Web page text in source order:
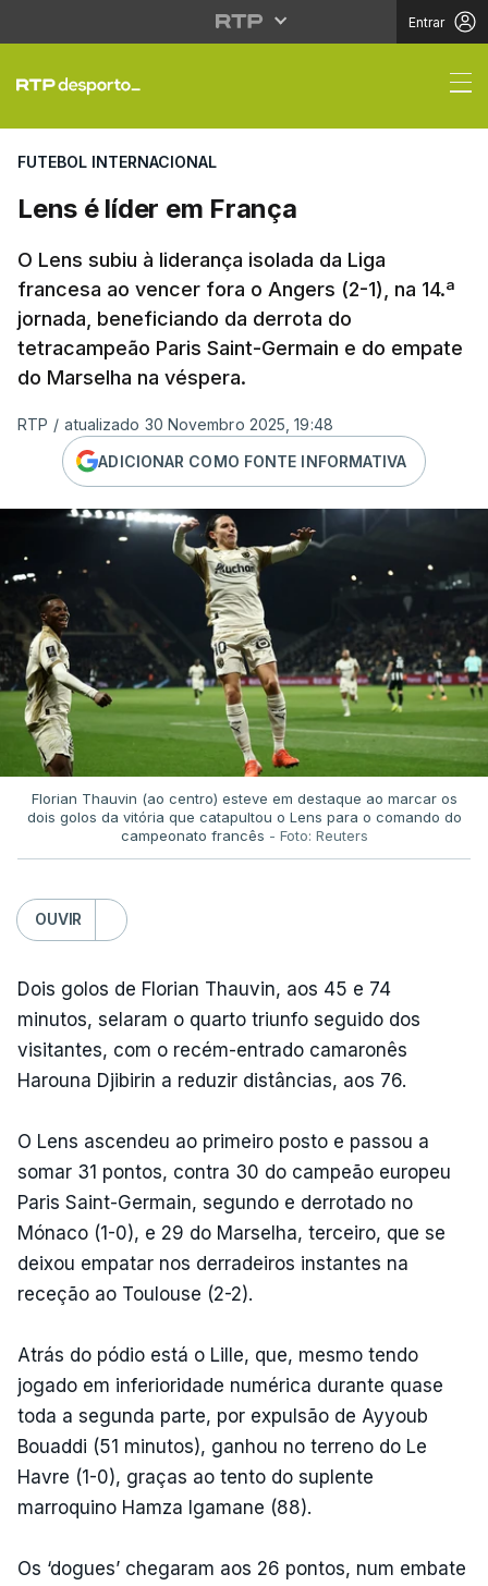
Entrar
Lens é líder em
FUTEBOL INTERNACIONAL
Lens é líder em França
O Lens subiu à liderança isolada da Liga
francesa ao vencer fora o Angers (2-1), na 14.ª
jornada, beneficiando da derrota do
tetracampeão Paris Saint-Germain e do empate
do Marselha na véspera.
RTP / atualizado 30 Novembro 2025, 19:48
ADICIONAR COMO FONTE INFORMATIVA
Florian Thauvin (ao centro) esteve em destaque ao marcar os
dois golos da vitória que catapultou o Lens para o comando do
campeonato francês - Foto: Reuters
OUVIR
Dois golos de Florian Thauvin, aos 45 e 74
minutos, selaram o quarto triunfo seguido dos
visitantes, com o recém-entrado camaronês
Harouna Djibirin a reduzir distâncias, aos 76.
O Lens ascendeu ao primeiro posto e passou a
somar 31 pontos, contra 30 do campeão europeu
Paris Saint-Germain, segundo e derrotado no
Mónaco (1-0), e 29 do Marselha, terceiro, que se
deixou empatar nos derradeiros instantes na
receção ao Toulouse (2-2).
Atrás do pódio está o Lille, que, mesmo tendo
jogado em inferioridade numérica durante quase
toda a segunda parte, por expulsão de Ayyoub
Bouaddi (51 minutos), ganhou no terreno do Le
Havre (1-0), graças ao tento do suplente
marroquino Hamza Igamane (88).
Os ‘dogues’ chegaram aos 26 pontos, num embate